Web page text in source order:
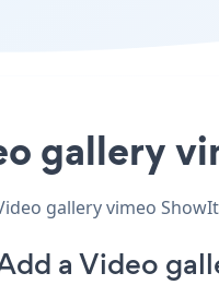
gallery
gallery vimeo
a Video